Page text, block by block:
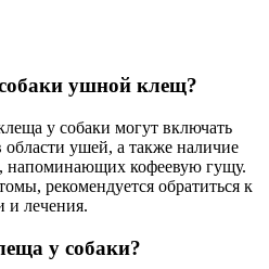
ушной клещ?
у собаки могут включать
области ушей, а также наличие
напоминающих кофеевую гущу.
рекомендуется обратиться к
и лечения.
у собаки?